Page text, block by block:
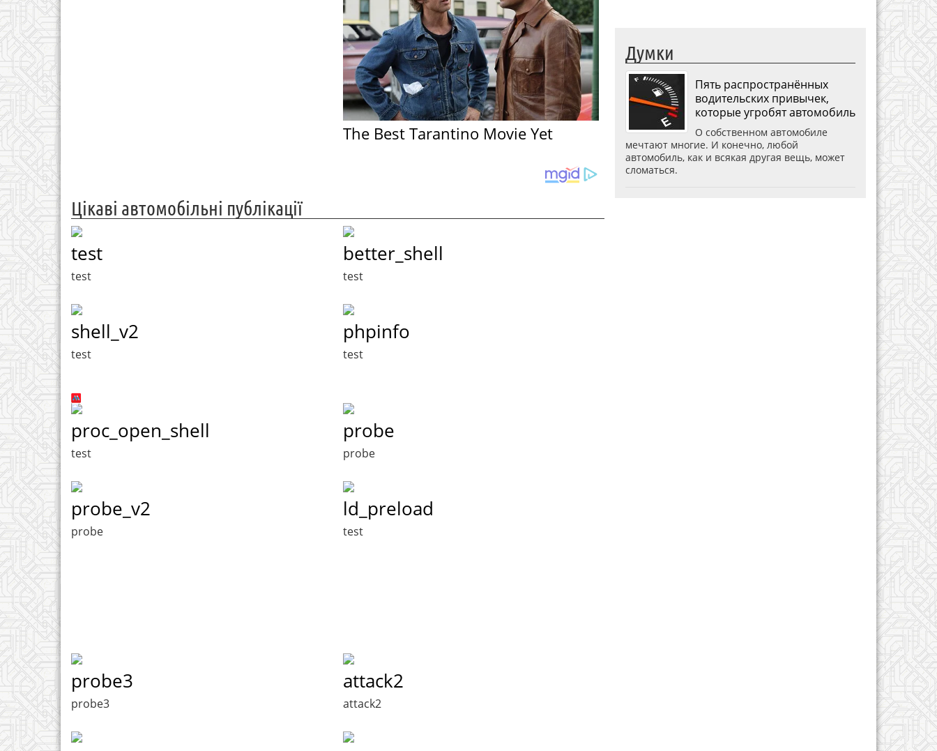
The Best Tarantino Movie Yet
Цікаві автомобільні публікації
test
test
better_shell
test
shell_v2
test
phpinfo
test
proc_open_shell
test
probe
probe
probe_v2
probe
ld_preload
test
probe3
probe3
attack2
attack2
Думки
Пять распространённых
водительских привычек,
которые угробят автомобиль
О собственном автомобиле
мечтают многие. И конечно, любой
автомобиль, как и всякая другая вещь, может
сломаться.